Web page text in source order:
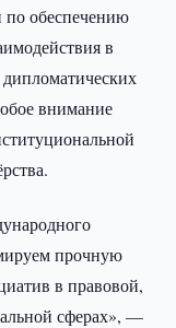
по обеспечению
в
внимание
прочную
в правовой,
сферах», —